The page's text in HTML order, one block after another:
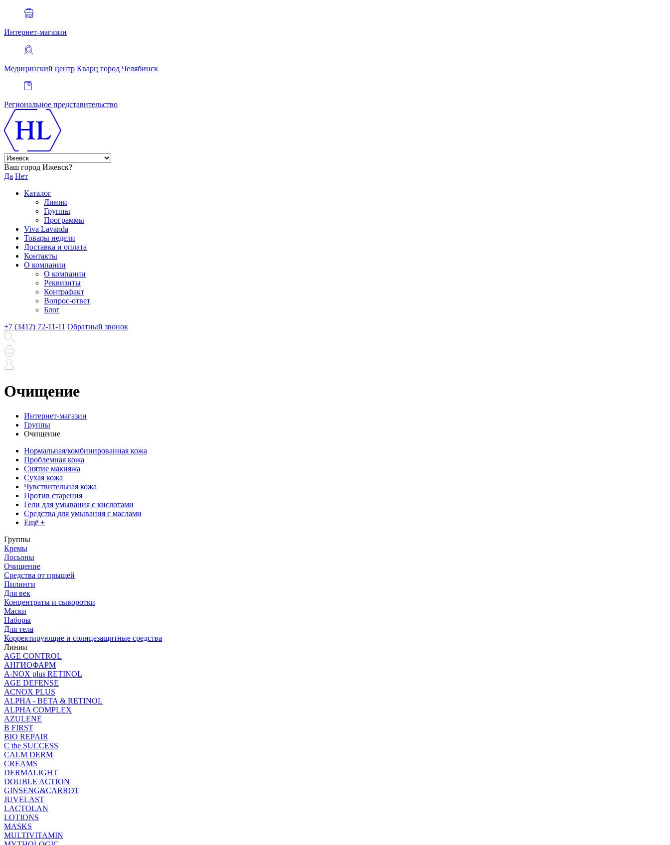
Интернет-магазин
Медицинский центр Кварц город Челябинск
Региональное представительство
Ваш город Ижевск?
Да Нет
Каталог
Линии
Группы
Программы
Viva Lavanda
Товары недели
Доставка и оплата
Контакты
О компании
О компании
Реквизиты
Контрафакт
Вопрос-ответ
Блог
+7 (3412) 72-11-11 Обратный звонок
Очищение
Интернет-магазин
Группы
Очищение
Нормальная/комбинированная кожа
Проблемная кожа
Снятие макияжа
Сухая кожа
Чувствительная кожа
Против старения
Гели для умывания с кислотами
Средства для умывания с маслами
Ещё +
Группы
Кремы
Лосьоны
Очищение
Средства от прыщей
Пилинги
Для век
Концентраты и сыворотки
Маски
Наборы
Для тела
Корректирующие и солнцезащитные средства
Линии
AGE CONTROL
АНГИОФАРМ
A-NOX plus RETINOL
AGE DEFENSE
ACNOX PLUS
ALPHA - BETA & RETINOL
ALPHA COMPLEX
AZULENE
B FIRST
BIO REPAIR
C the SUCCESS
CALM DERM
CREAMS
DERMALIGHT
DOUBLE ACTION
GINSENG&CARROT
JUVELAST
LACTOLAN
LOTIONS
MASKS
MULTIVITAMIN